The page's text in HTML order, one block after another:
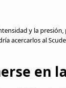
y la
acercarlos al
en